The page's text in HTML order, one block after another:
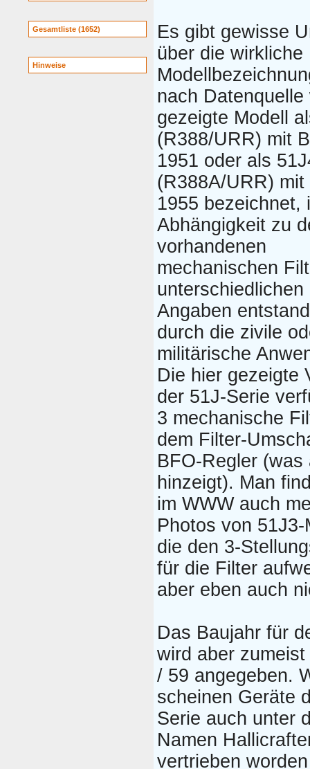
Gesamtliste (1652)
Hinweise
Es gibt gewisse
über die wirkliche
nach Datenquelle
gezeigte Modell
(R388/URR) mit
1951 oder als
(R388A/URR) mit
1955 bezeichnet,
Abhängigkeit zu
vorhandenen
mechanischen
unterschiedlichen
Angaben
durch die zivile
militärische
Die hier gezeigte
der 51J-Serie
3 mechanische
dem Filter-
BFO-Regler (was
hinzeigt). Man
im WWW auch
Photos von 51J3-
die den 3-
für die Filter
aber eben auch
Das Baujahr für
wird aber
/ 59 angegeben.
scheinen Geräte
Serie auch unter
Namen
vertrieben